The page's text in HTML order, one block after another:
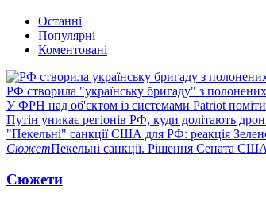
Останні
Популярні
Коментовані
РФ створила "українську бригаду" з
У ФРН над об'єктом із системами Patriot
Путін уникає регіонів РФ, куди долітають
"Пекельні" санкції США для РФ: реакція
СюжетПекельні санкції. Рішення Сената США
Сюжети